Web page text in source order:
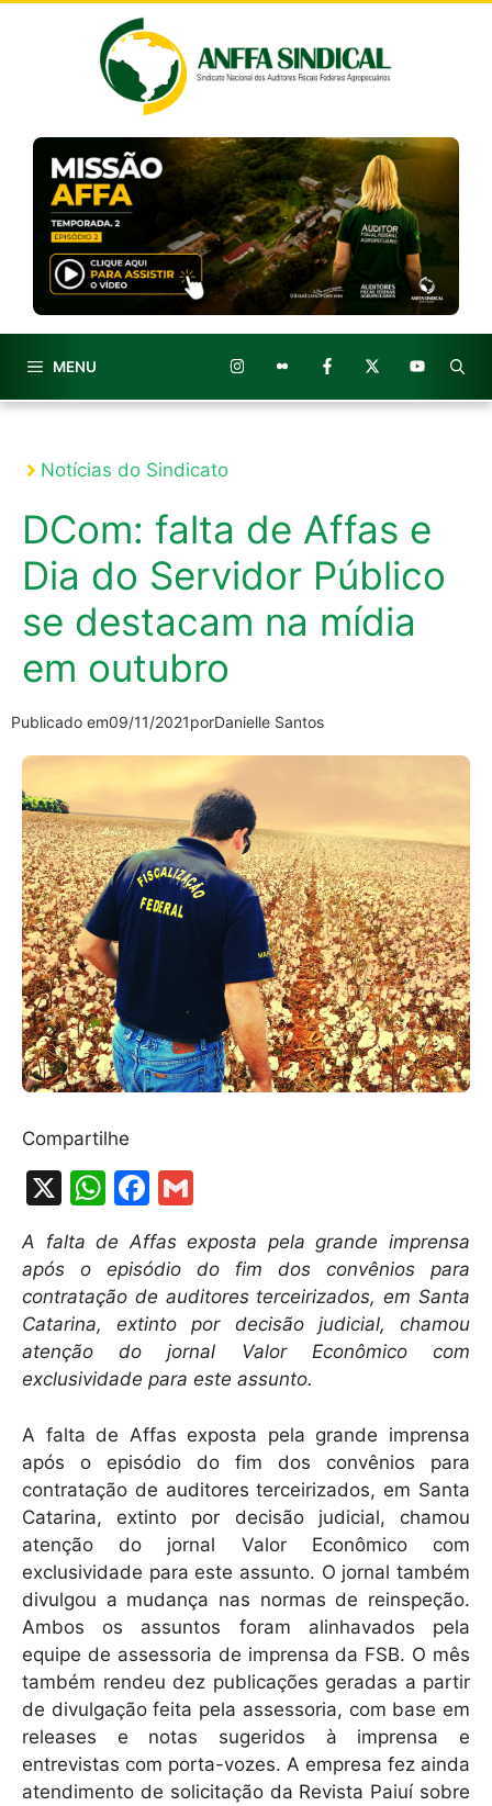
MENU
Notícias do Sindicato
DCom: falta de Affas e
Dia do Servidor Público
se destacam na mídia
em outubro
Publicado em09/11/2021porDanielle Santos
Compartilhe
X
W
h
at
s
A
p
p
F
a
c
e
b
o
o
k
ai
l
A falta de Affas exposta pela grande imprensa
após o episódio do fim dos convênios para
contratação de auditores terceirizados, em Santa
Catarina, extinto por decisão judicial, chamou
atenção do jornal Valor Econômico com
exclusividade para este assunto.
A falta de Affas exposta pela grande imprensa
após o episódio do fim dos convênios para
contratação de auditores terceirizados, em Santa
Catarina, extinto por decisão judicial, chamou
atenção do jornal Valor Econômico com
exclusividade para este assunto. O jornal também
divulgou a mudança nas normas de reinspeção.
Ambos os assuntos foram alinhavados pela
equipe de assessoria de imprensa da FSB. O mês
também rendeu dez publicações geradas a partir
de divulgação feita pela assessoria, com base em
releases e notas sugeridos à imprensa e
entrevistas com porta-vozes. A empresa fez ainda
atendimento de solicitação da Revista Paiuí sobre